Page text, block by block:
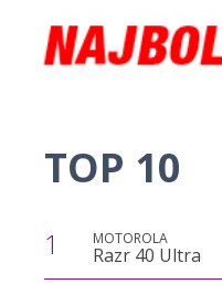
TOP 10
1 MOTOROLA
Razr 40 Ultra